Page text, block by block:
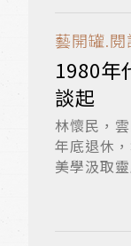
藝開罐.閱
1980年
談起
林懷民，
年底退休
美學汲取